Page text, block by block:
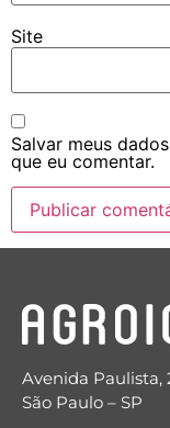
Site
Salvar meus
que eu comentar.
Avenida Paulista,
São Paulo – SP